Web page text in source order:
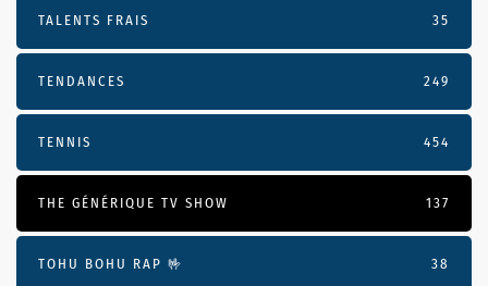
TALENTS FRAIS 35
TENDANCES 249
TENNIS 454
THE GÉNÉRIQUE TV SHOW 137
TOHU BOHU RAP 🤟 38